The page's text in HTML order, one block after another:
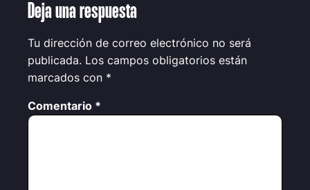
Deja una respuesta
Tu dirección de correo electrónico no será
publicada. Los campos obligatorios están
marcados con *
Comentario *